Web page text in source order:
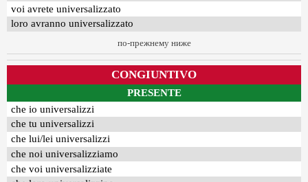
voi avrete universalizzato
loro avranno universalizzato
по-прежнему ниже
CONGIUNTIVO
PRESENTE
che io universalizzi
che tu universalizzi
che lui/lei universalizzi
che noi universalizziamo
che voi universalizziate